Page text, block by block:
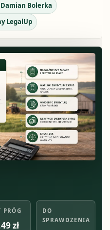
Damian Bolerka
LegalUp
PRÓG
zł
DO
SPRAWDZENIA